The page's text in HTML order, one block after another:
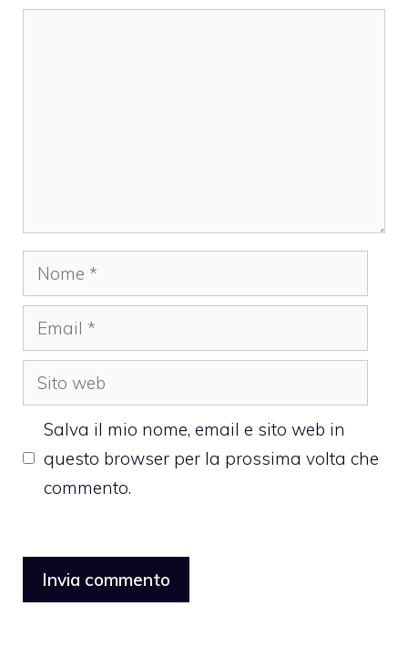
Nome
Email
Sito
web
Salva il mio nome, email e sito web in
questo browser per la prossima volta che
commento.